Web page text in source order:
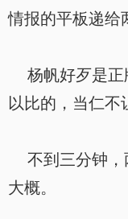
情报的平板递给
杨帆好歹是正
以比的，当仁不
不到三分钟，
大概。